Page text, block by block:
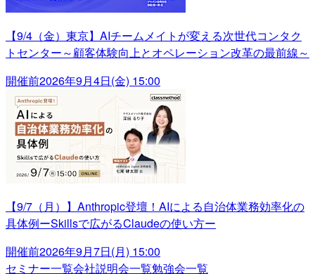
【9/4（金）東京】AIチームメイトが変える次世代コンタク
トセンター～顧客体験向上とオペレーション改革の最前線～
開催前2026年9月4日(金) 15:00
【9/7（月）】Anthropic登壇！AIによる自治体業務効率化の
具体例ーSkillsで広がるClaudeの使い方ー
開催前2026年9月7日(月) 15:00
セミナー一覧会社説明会一覧勉強会一覧